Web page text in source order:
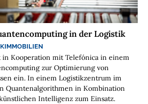
in der Logistik
in Kooperation mit Telefónica in einem
zur Optimierung von
ein. In einem Logistikzentrum im
Quantenalgorithmen in Kombination
Intelligenz zum Einsatz.